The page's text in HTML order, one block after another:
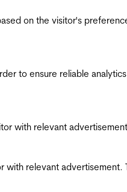
on the visitor's
to ensure reliable
with relevant
relevant